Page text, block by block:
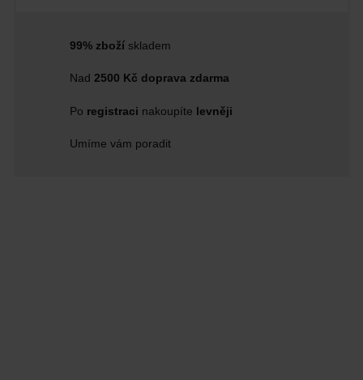
99% zbožískladem
Nad 2500 Kč doprava zdarma
Po registraci nakoupíte levněji
Umíme vám poradit